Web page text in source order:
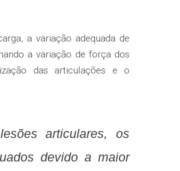
a variação adequada de
a variação de força dos
das articulações e o
articulares, os
devido a maior